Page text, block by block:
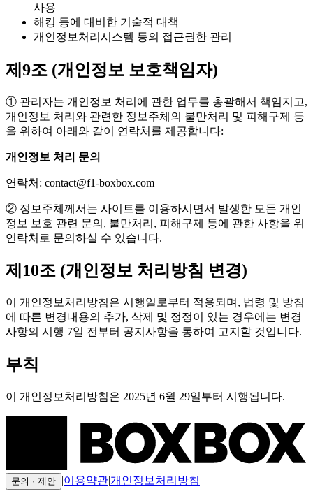
사용
해킹 등에 대비한 기술적 대책
개인정보처리시스템 등의 접근권한 관리
제9조 (개인정보 보호책임자)
① 관리자는 개인정보 처리에 관한 업무를 총괄해서 책임지고,
개인정보 처리와 관련한 정보주체의 불만처리 및 피해구제 등
을 위하여 아래와 같이 연락처를 제공합니다:
개인정보 처리 문의
연락처: contact@f1-boxbox.com
② 정보주체께서는 사이트를 이용하시면서 발생한 모든 개인
정보 보호 관련 문의, 불만처리, 피해구제 등에 관한 사항을 위
연락처로 문의하실 수 있습니다.
제10조 (개인정보 처리방침 변경)
이 개인정보처리방침은 시행일로부터 적용되며, 법령 및 방침
에 따른 변경내용의 추가, 삭제 및 정정이 있는 경우에는 변경
사항의 시행 7일 전부터 공지사항을 통하여 고지할 것입니다.
부칙
이 개인정보처리방침은 2025년 6월 29일부터 시행됩니다.
문의 · 제안 |이용약관|개인정보처리방침